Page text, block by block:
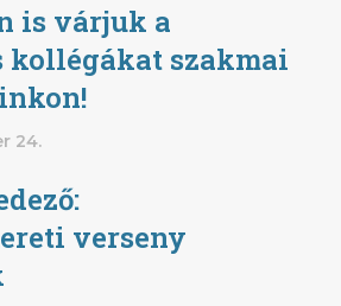
is várjuk a
kollégákat szakmai
24.
verseny